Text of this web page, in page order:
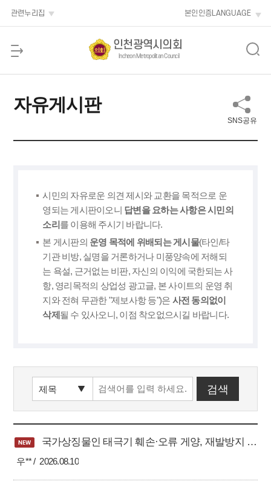
관련누리집 본인인증LANGUAGE
인천광역시의회
Incheon Metropolitan Council
자유게시판
SNS공유
시민의 자유로운 의견 제시와 교환을 목적으로 운
영되는 게시판이오니 답변을 요하는 사항은 시민의
소리 를 이용해 주시기 바랍니다.
본 게시판의 운영 목적에 위배되는 게시물(타인/타
기관 비방, 실명을 거론하거나 미풍양속에 저해되
는 욕설, 근거없는 비판, 자신의 이익에 국한되는 사
항, 영리목적의 상업성 광고글, 본 사이트의 운영 취
지와 전혀 무관한 "제보사항 등")은 사전 동의없이
삭제 될 수 있사오니, 이점 착오없으시길 바랍니다.
국가상징물인 태극기 훼손·오류 게양, 재발방지 대책을 즉각 마련하십시오」
우** 2026.08.10